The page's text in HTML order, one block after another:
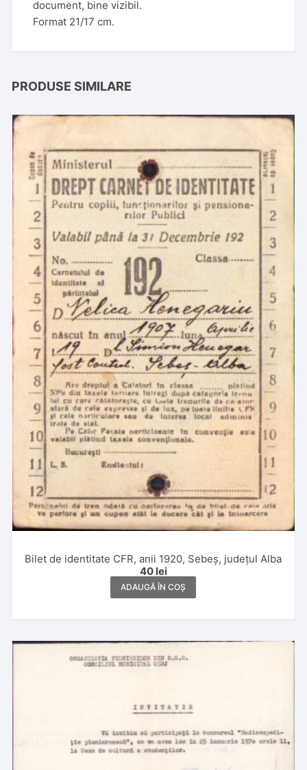
document, bine vizibil.
Format 21/17 cm.
PRODUSE SIMILARE
Bilet de identitate CFR, anii 1920, Sebeș, județul Alba
40 lei
ADAUGĂ ÎN COȘ